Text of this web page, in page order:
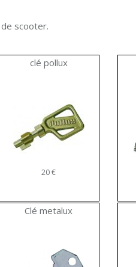
scooter.
clé pollux
20 €
Clé metalux